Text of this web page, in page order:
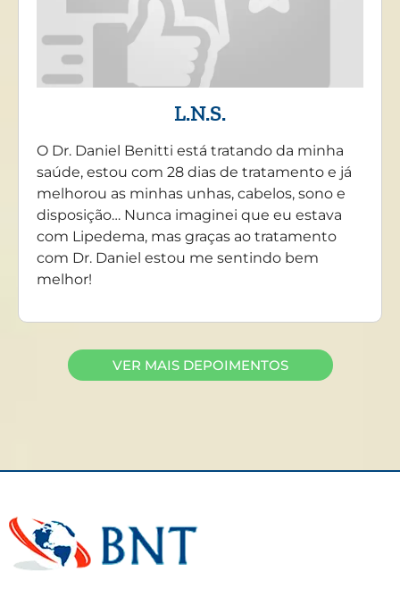
L.N.S.
O Dr. Daniel Benitti está tratando da minha
saúde, estou com 28 dias de tratamento e já
melhorou as minhas unhas, cabelos, sono e
disposição… Nunca imaginei que eu estava
com Lipedema, mas graças ao tratamento
com Dr. Daniel estou me sentindo bem
melhor!
VER MAIS DEPOIMENTOS